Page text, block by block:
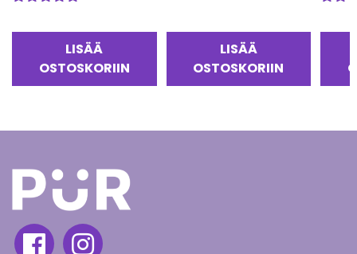
LISÄÄ
OSTOSKORIIN
LISÄÄ
OSTOSKORIIN